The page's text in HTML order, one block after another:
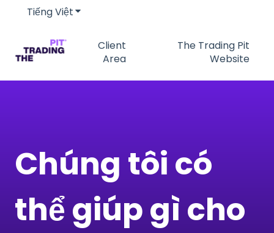
Tiếng ViệtHiển thị menu phụ cho bản dịch
Client
Area
The Trading Pit
Website
Chúng tôi có
thể giúp gì cho